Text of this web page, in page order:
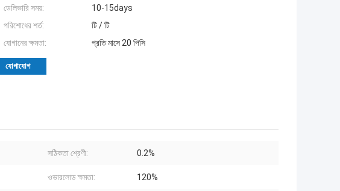
ডেলিভারি সময়:
10-15days
পরিশোধের শর্ত:
টি / টি
যোগানের ক্ষমতা:
প্রতি মাসে 20 পিসি
যোগাযোগ
সঠিকতা শ্রেণী: 0.2%
ওভারলোড ক্ষমতা: 120%